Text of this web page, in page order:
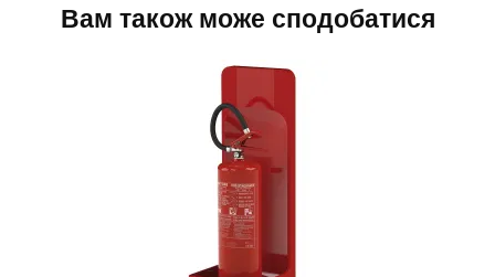
Вам також може сподобатися